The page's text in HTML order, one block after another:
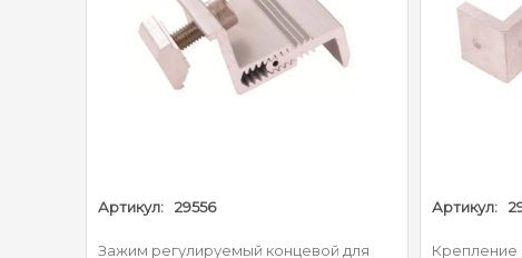
Артикул: 29556
Зажим регулируемый концевой для
Артикул:
Крепление